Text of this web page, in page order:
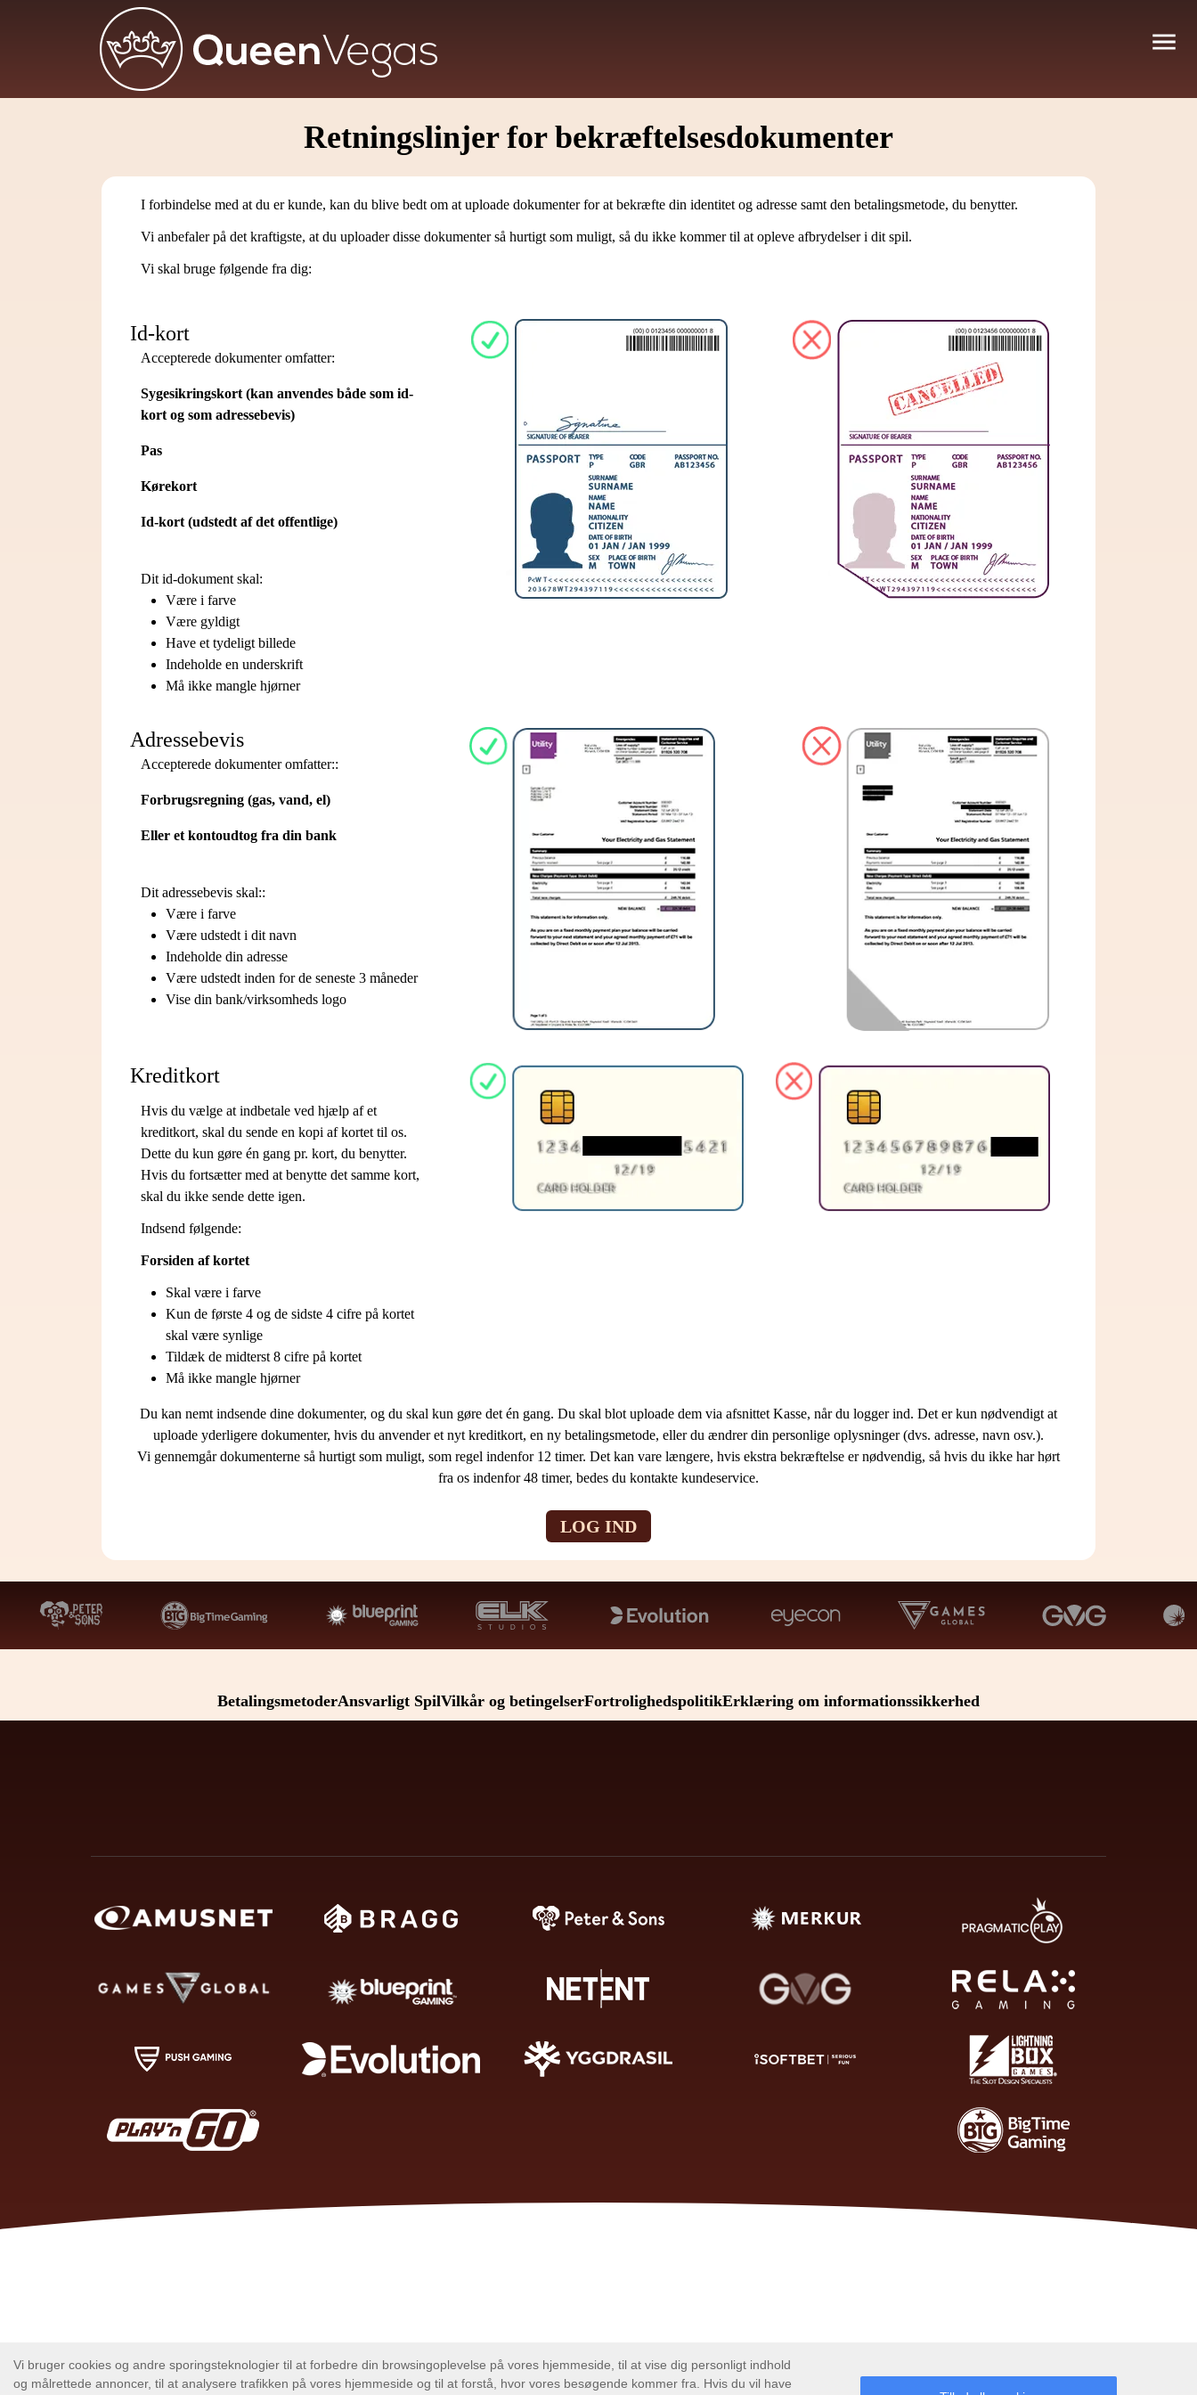
Retningslinjer for bekræftelsesdokumenter
I forbindelse med at du er kunde, kan du blive bedt om at uploade dokumenter for at bekræfte din identitet og adresse samt den betalingsmetode, du benytter.
Vi anbefaler på det kraftigste, at du uploader disse dokumenter så hurtigt som muligt, så du ikke kommer til at opleve afbrydelser i dit spil.
Vi skal bruge følgende fra dig:
Id-kort
Accepterede dokumenter omfatter:
Sygesikringskort (kan anvendes både som id-
kort og som adressebevis)
Pas
Kørekort
Id-kort (udstedt af det offentlige)
Dit id-dokument skal:
Være i farve
Være gyldigt
Have et tydeligt billede
Indeholde en underskrift
Må ikke mangle hjørner
Adressebevis
Accepterede dokumenter omfatter::
Forbrugsregning (gas, vand, el)
Eller et kontoudtog fra din bank
Dit adressebevis skal::
Være i farve
Være udstedt i dit navn
Indeholde din adresse
Være udstedt inden for de seneste 3 måneder
Vise din bank/virksomheds logo
Kreditkort
Hvis du vælge at indbetale ved hjælp af et
kreditkort, skal du sende en kopi af kortet til os.
Dette du kun gøre én gang pr. kort, du benytter.
Hvis du fortsætter med at benytte det samme kort,
skal du ikke sende dette igen.
Indsend følgende:
Forsiden af kortet
Skal være i farve
Kun de første 4 og de sidste 4 cifre på kortet
skal være synlige
Tildæk de midterst 8 cifre på kortet
Må ikke mangle hjørner
Du kan nemt indsende dine dokumenter, og du skal kun gøre det én gang. Du skal blot uploade dem via afsnittet Kasse, når du logger ind. Det er kun nødvendigt at
uploade yderligere dokumenter, hvis du anvender et nyt kreditkort, en ny betalingsmetode, eller du ændrer din personlige oplysninger (dvs. adresse, navn osv.).
Vi gennemgår dokumenterne så hurtigt som muligt, som regel indenfor 12 timer. Det kan vare længere, hvis ekstra bekræftelse er nødvendig, så hvis du ikke har hørt
fra os indenfor 48 timer, bedes du kontakte kundeservice.
LOG IND
BetalingsmetoderAnsvarligt SpilVilkår og betingelserFortrolighedspolitikErklæring om informationssikkerhed